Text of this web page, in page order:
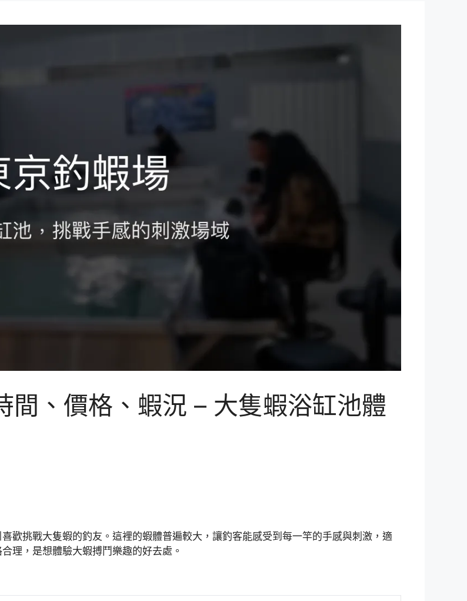
間、價格、蝦況 – 大隻蝦浴缸池體
歡挑戰大隻蝦的釣友。這裡的蝦體普遍較大，讓釣客能感受到每一竿的手感與刺激，適
理，是想體驗大蝦搏鬥樂趣的好去處。